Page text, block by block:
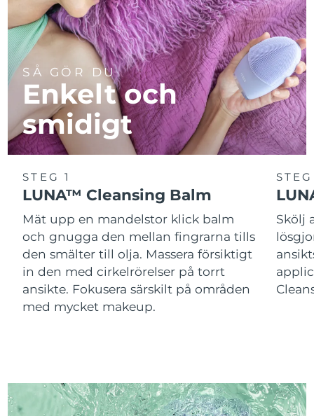
SÅ GÖR DU
Enkelt och
smidigt
STEG 1
LUNA™ Cleansing Balm
Mät upp en mandelstor klick balm
och gnugga den mellan fingrarna tills
den smälter till olja. Massera försiktigt
in den med cirkelrörelser på torrt
ansikte. Fokusera särskilt på områden
med mycket makeup.
Skölj